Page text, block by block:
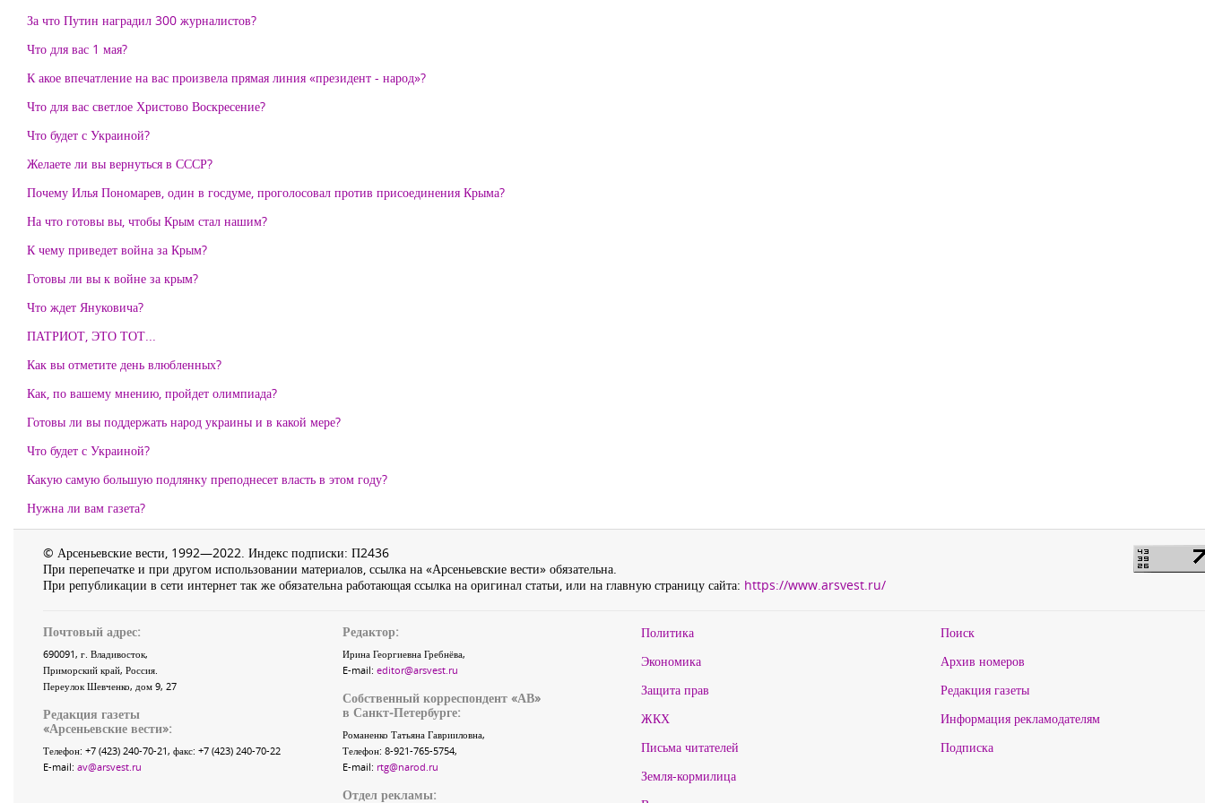
За что Путин наградил 300 журналистов?
Что для вас 1 мая?
К акое впечатление на вас произвела прямая линия «президент - народ»?
Что для вас светлое Христово Воскресение?
Что будет с Украиной?
Желаете ли вы вернуться в СССР?
Почему Илья Пономарев, один в госдуме, проголосовал против присоединения Крыма?
На что готовы вы, чтобы Крым стал нашим?
К чему приведет война за Крым?
Готовы ли вы к войне за крым?
Что ждет Януковича?
ПАТРИОТ, ЭТО ТОТ...
Как вы отметите день влюбленных?
Как, по вашему мнению, пройдет олимпиада?
Готовы ли вы поддержать народ украины и в какой мере?
Что будет с Украиной?
Какую самую большую подлянку преподнесет власть в этом году?
Нужна ли вам газета?
© Арсеньевские вести, 1992—2022. Индекс подписки: П2436
При перепечатке и при другом использовании материалов, ссылка на «Арсеньевские вести» обязательна.
При републикации в сети интернет так же обязательна работающая ссылка на оригинал статьи, или на главную страницу сайта: https://www.arsvest.ru/
Почтовый адрес:
690091, г. Владивосток,
Приморский край, Россия.
Переулок Шевченко, дом 9, 27
Редакция газеты
«Арсеньевские вести»:
Телефон: +7 (423) 240-70-21, факс: +7 (423) 240-70-22
E-mail: av@arsvest.ru
Редактор:
Ирина Георгиевна Гребнёва,
E-mail: editor@arsvest.ru
Собственный корреспондент «АВ»
в Санкт-Петербурге:
Романенко Татьяна Гаврииловна,
Телефон: 8-921-765-5754,
E-mail: rtg@narod.ru
Отдел рекламы:
Политика
Экономика
Защита прав
ЖКХ
Письма читателей
Земля-кормилица
Поиск
Архив номеров
Редакция газеты
Информация рекламодателям
Подписка